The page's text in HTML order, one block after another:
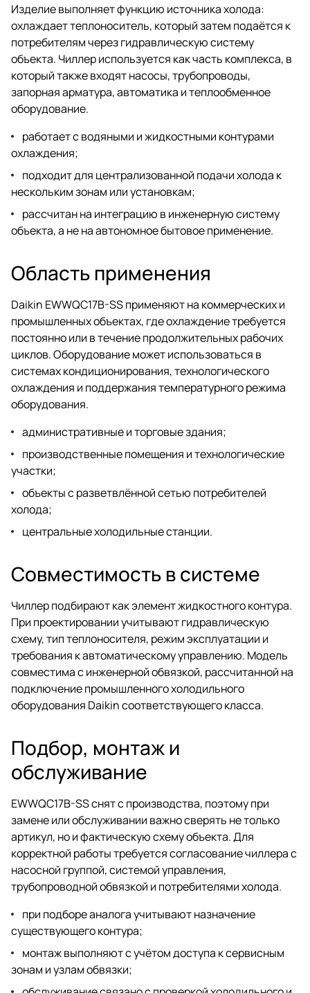
Изделие выполняет функцию источника холода:
охлаждает теплоноситель, который затем подаётся к
потребителям через гидравлическую систему
объекта. Чиллер используется как часть комплекса, в
который также входят насосы, трубопроводы,
запорная арматура, автоматика и теплообменное
оборудование.
работает с водяными и жидкостными контурами
охлаждения;
подходит для централизованной подачи холода к
нескольким зонам или установкам;
рассчитан на интеграцию в инженерную систему
объекта, а не на автономное бытовое применение.
Область применения
Daikin EWWQC17B-SS применяют на коммерческих и
промышленных объектах, где охлаждение требуется
постоянно или в течение продолжительных рабочих
циклов. Оборудование может использоваться в
системах кондиционирования, технологического
охлаждения и поддержания температурного режима
оборудования.
административные и торговые здания;
производственные помещения и технологические
участки;
объекты с разветвлённой сетью потребителей
холода;
центральные холодильные станции.
Совместимость в системе
Чиллер подбирают как элемент жидкостного контура.
При проектировании учитывают гидравлическую
схему, тип теплоносителя, режим эксплуатации и
требования к автоматическому управлению. Модель
совместима с инженерной обвязкой, рассчитанной на
подключение промышленного холодильного
оборудования Daikin соответствующего класса.
Подбор, монтаж и
обслуживание
EWWQC17B-SS снят с производства, поэтому при
замене или обслуживании важно сверять не только
артикул, но и фактическую схему объекта. Для
корректной работы требуется согласование чиллера с
насосной группой, системой управления,
трубопроводной обвязкой и потребителями холода.
при подборе аналога учитывают назначение
существующего контура;
монтаж выполняют с учётом доступа к сервисным
зонам и узлам обвязки;